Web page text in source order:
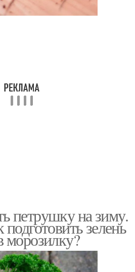
петрушку на зиму.
зелень
морозилку?